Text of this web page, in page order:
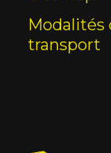
Modalités
transport